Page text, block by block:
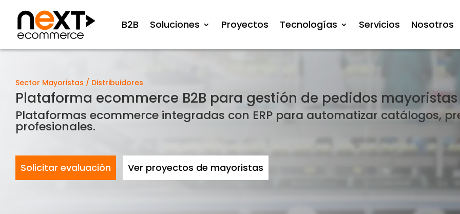
B2B Soluciones Proyectos Tecnologías Servicios Nosotros
Sector Mayoristas / Distribuidores
Plataforma ecommerce B2B para gestión de pedidos
Plataformas ecommerce integradas con ERP para automatizar catálogos,
profesionales.
Solicitar evaluación Ver proyectos de mayoristas